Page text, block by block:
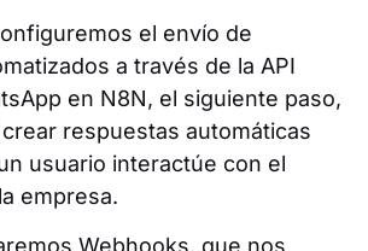
el envío de
a través de la API
en N8N, el siguiente paso,
respuestas automáticas
usuario interactúe con el
empresa.